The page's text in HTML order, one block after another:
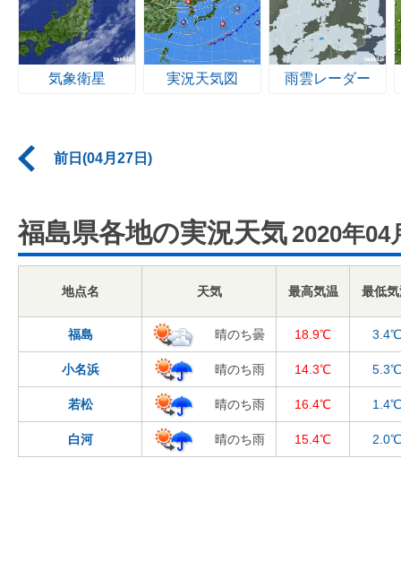
気象衛星 実況天気図 雨雲レーダー
前日(04月27日)
福島県各地の実況天気 2020年04
地点名 天気 最高気温 最低
福島 晴のち曇 18.9℃ 3.4℃
小名浜 晴のち雨 14.3℃ 5.3℃
若松 晴のち雨 16.4℃ 1.4℃
白河 晴のち雨 15.4℃ 2.0℃